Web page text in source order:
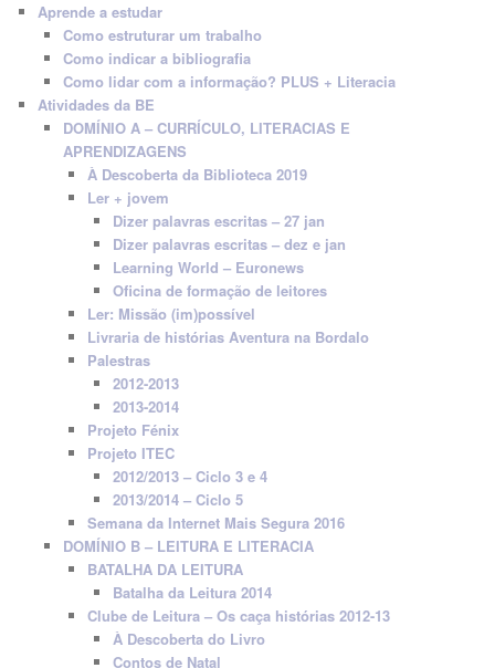
Aprende a estudar
Como estruturar um trabalho
Como indicar a bibliografia
Como lidar com a informação? PLUS + Literacia
Atividades da BE
DOMÍNIO A – CURRÍCULO, LITERACIAS E
APRENDIZAGENS
À Descoberta da Biblioteca 2019
Ler + jovem
Dizer palavras escritas – 27 jan
Dizer palavras escritas – dez e jan
Learning World – Euronews
Oficina de formação de leitores
Ler: Missão (im)possível
Livraria de histórias Aventura na Bordalo
Palestras
2012-2013
2013-2014
Projeto Fénix
Projeto ITEC
2012/2013 – Ciclo 3 e 4
2013/2014 – Ciclo 5
Semana da Internet Mais Segura 2016
DOMÍNIO B – LEITURA E LITERACIA
BATALHA DA LEITURA
Batalha da Leitura 2014
Clube de Leitura – Os caça histórias 2012-13
À Descoberta do Livro
Contos de Natal